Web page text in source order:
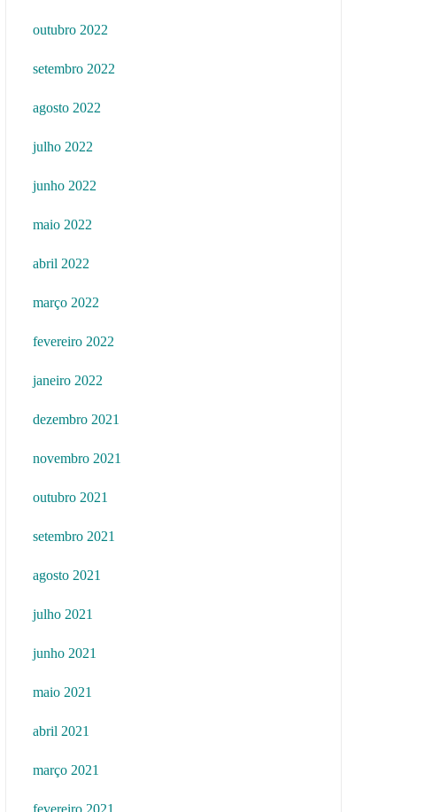
outubro 2022
setembro 2022
agosto 2022
julho 2022
junho 2022
maio 2022
abril 2022
março 2022
fevereiro 2022
janeiro 2022
dezembro 2021
novembro 2021
outubro 2021
setembro 2021
agosto 2021
julho 2021
junho 2021
maio 2021
abril 2021
março 2021